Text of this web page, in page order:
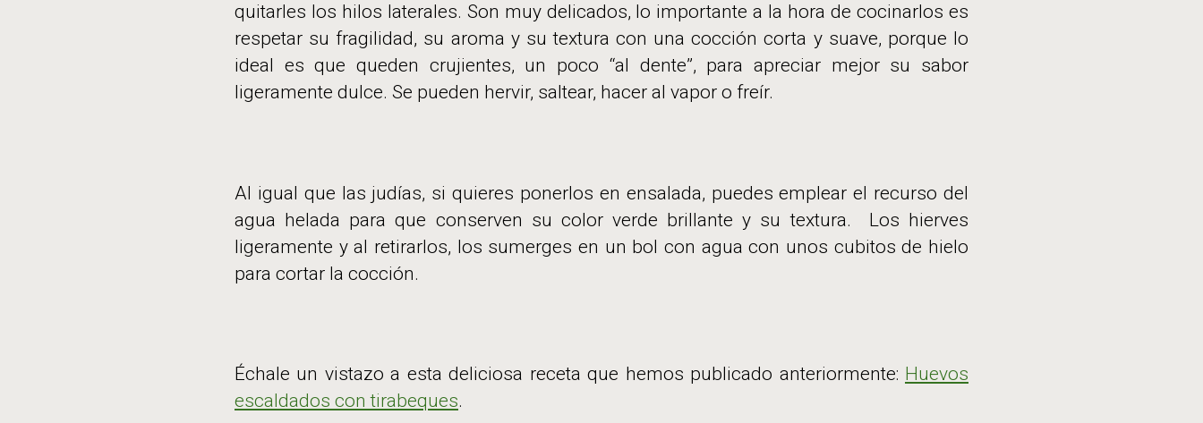
quitarles los hilos laterales. Son muy delicados, lo importante a la hora de cocinarlos es
respetar su fragilidad, su aroma y su textura con una cocción corta y suave, porque lo
ideal es que queden crujientes, un poco “al dente”, para apreciar mejor su sabor
ligeramente dulce. Se pueden hervir, saltear, hacer al vapor o freír.
Al igual que las judías, si quieres ponerlos en ensalada, puedes emplear el recurso del
agua helada para que conserven su color verde brillante y su textura. Los hierves
ligeramente y al retirarlos, los sumerges en un bol con agua con unos cubitos de hielo
para cortar la cocción.
Échale un vistazo a esta deliciosa receta que hemos publicado anteriormente: Huevos
escaldados con tirabeques.